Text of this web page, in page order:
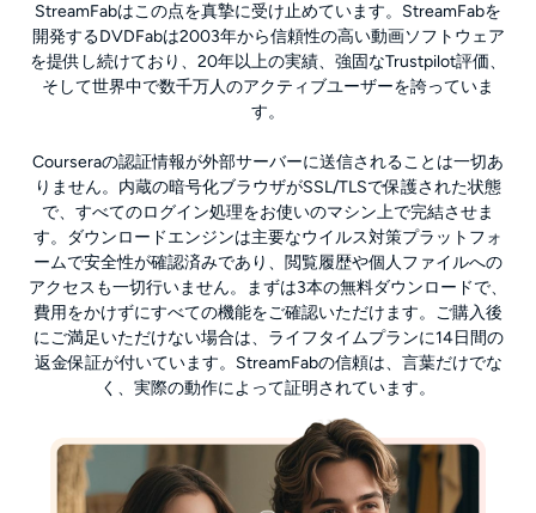
StreamFabはこの点を真摯に受け止めています。StreamFabを
開発するDVDFabは2003年から信頼性の高い動画ソフトウェア
を提供し続けており、20年以上の実績、強固なTrustpilot評価、
そして世界中で数千万人のアクティブユーザーを誇っていま
す。
Courseraの認証情報が外部サーバーに送信されることは一切あ
りません。内蔵の暗号化ブラウザがSSL/TLSで保護された状態
で、すべてのログイン処理をお使いのマシン上で完結させま
す。ダウンロードエンジンは主要なウイルス対策プラットフォ
ームで安全性が確認済みであり、閲覧履歴や個人ファイルへの
アクセスも一切行いません。まずは3本の無料ダウンロードで、
費用をかけずにすべての機能をご確認いただけます。ご購入後
にご満足いただけない場合は、ライフタイムプランに14日間の
返金保証が付いています。StreamFabの信頼は、言葉だけでな
く、実際の動作によって証明されています。